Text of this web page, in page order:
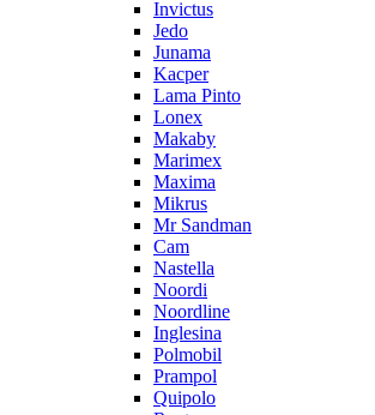
Invictus
Jedo
Junama
Kacper
Lama Pinto
Lonex
Makaby
Marimex
Maxima
Mikrus
Mr Sandman
Cam
Nastella
Noordi
Noordline
Inglesina
Polmobil
Prampol
Quipolo